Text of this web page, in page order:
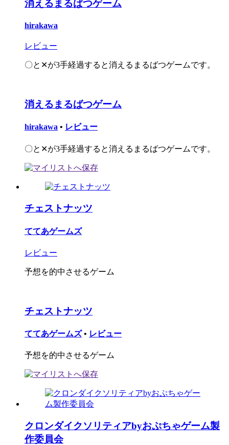
消えるまるばつゲーム
hirakawa
レビュー
〇と✕が3手経過すると消えるまるばつゲームです。
消えるまるばつゲーム
hirakawa • レビュー
〇と✕が3手経過すると消えるまるばつゲームです。
チェストナッツ
ててあゲームズ
レビュー
予想を的中させるゲーム
チェストナッツ
ててあゲームズ • レビュー
予想を的中させるゲーム
クロンダイクソリティアbyおぷちゃゲーム製
作委員会